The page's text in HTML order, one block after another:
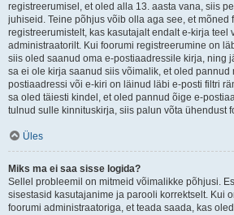
registreerumisel, et oled alla 13. aasta vana, siis
juhiseid. Teine põhjus võib olla aga see, et mõned
registreerumistelt, kas kasutajalt endalt e-kirja teel
administraatorilt. Kui foorumi registreerumine on
siis oled saanud oma e-postiaadressile kirja, ning
sa ei ole kirja saanud siis võimalik, et oled
postiaadressi või e-kiri on läinud läbi e-posti filtri
sa oled täiesti kindel, et oled pannud õige e-
tulnud sulle kinnituskirja, siis palun võta ühendust
Üles
Miks ma ei saa sisse logida?
Sellel probleemil on mitmeid võimalikke põhjusi.
sisestasid kasutajanime ja parooli korrektselt. Kui
foorumi administraatoriga, et teada saada, kas